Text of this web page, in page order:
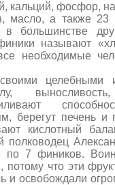
кальций, фосфор,
масло, а также 23
в большинстве
называют
необходимые
целебными
берегут печень и
кислотный
полководец
по 7 фиников.
что эти
и освобождали